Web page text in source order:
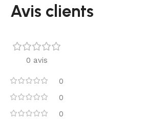
Avis clients
0 avis
0
0
0